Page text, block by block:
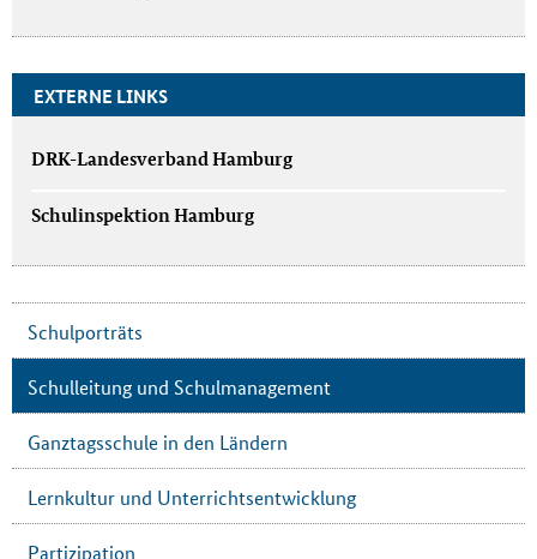
EXTERNE LINKS
DRK-Landesverband Hamburg
Schulinspektion Hamburg
Schulporträts
Schulleitung und Schulmanagement
Ganztagsschule in den Ländern
Lernkultur und Unterrichtsentwicklung
Partizipation